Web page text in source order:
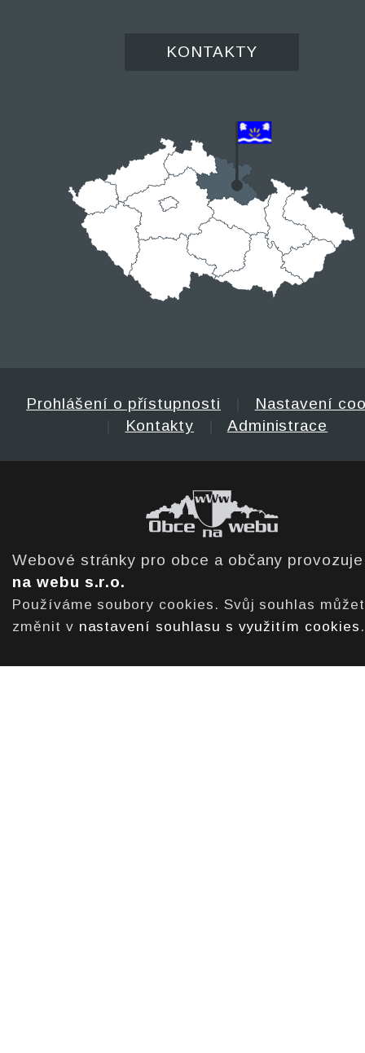
KONTAKTY
Prohlášení o přístupnosti
Nastavení
Kontakty Administrace
Webové stránky pro obce a občany
na webu s.r.o.
Používáme soubory cookies. Svůj souhlas
změnit v nastavení souhlasu s využitím cookies .